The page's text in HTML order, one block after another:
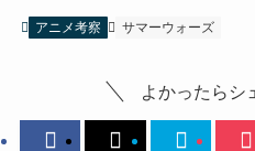
アニメ考察 サマーウォーズ
よかったらシ